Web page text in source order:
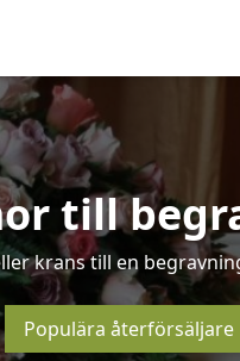
till
krans till en
Populära återförsäljare